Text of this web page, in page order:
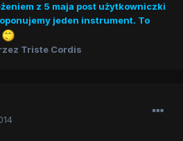
z 5 maja post użytkowniczki
jeden instrument. To
Triste Cordis